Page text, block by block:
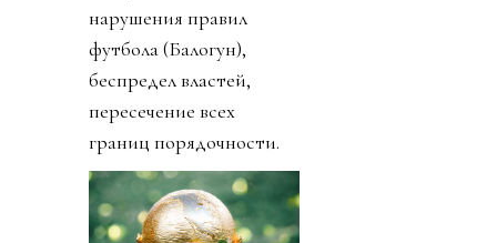
нарушения правил
футбола (Балогун),
беспредел властей,
пересечение всех
границ порядочности.